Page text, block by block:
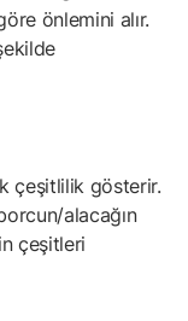
önlemini alır.
çeşitlilik gösterir.
alacağın
çeşitleri